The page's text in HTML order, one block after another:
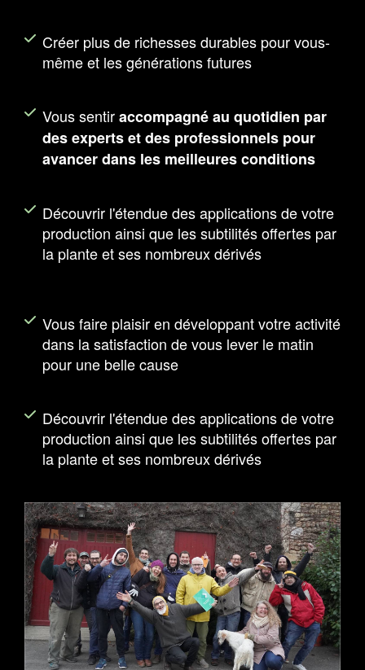
Créer plus de richesses durables pour vous-
même et les générations futures
Vous sentiraccompagné au quotidien par
des experts et des professionnels pour
avancer dans les meilleures conditions
Découvrir l'étendue des applications de votre
production ainsi que les subtilités offertes par
la plante et ses nombreux dérivés
Vous faire plaisir en développant votre activité
dans la satisfaction de vous lever le matin
pour une belle cause
Découvrir l'étendue des applications de votre
production ainsi que les subtilités offertes par
la plante et ses nombreux dérivés